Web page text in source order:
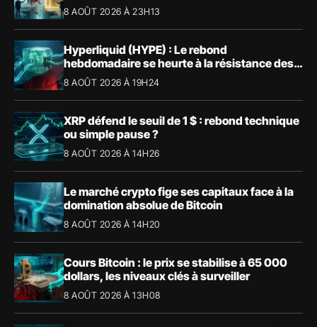
8 AOÛT 2026 À 23H13
Hyperliquid (HYPE) : Le rebond
hebdomadaire se heurte à la résistance des
57,90 $
8 AOÛT 2026 À 19H24
XRP défend le seuil de 1 $ : rebond technique
ou simple pause ?
8 AOÛT 2026 À 14H26
Le marché crypto fige ses capitaux face à la
domination absolue de Bitcoin
8 AOÛT 2026 À 14H20
Cours Bitcoin : le prix se stabilise à 65 000
dollars, les niveaux clés à surveiller
8 AOÛT 2026 À 13H08